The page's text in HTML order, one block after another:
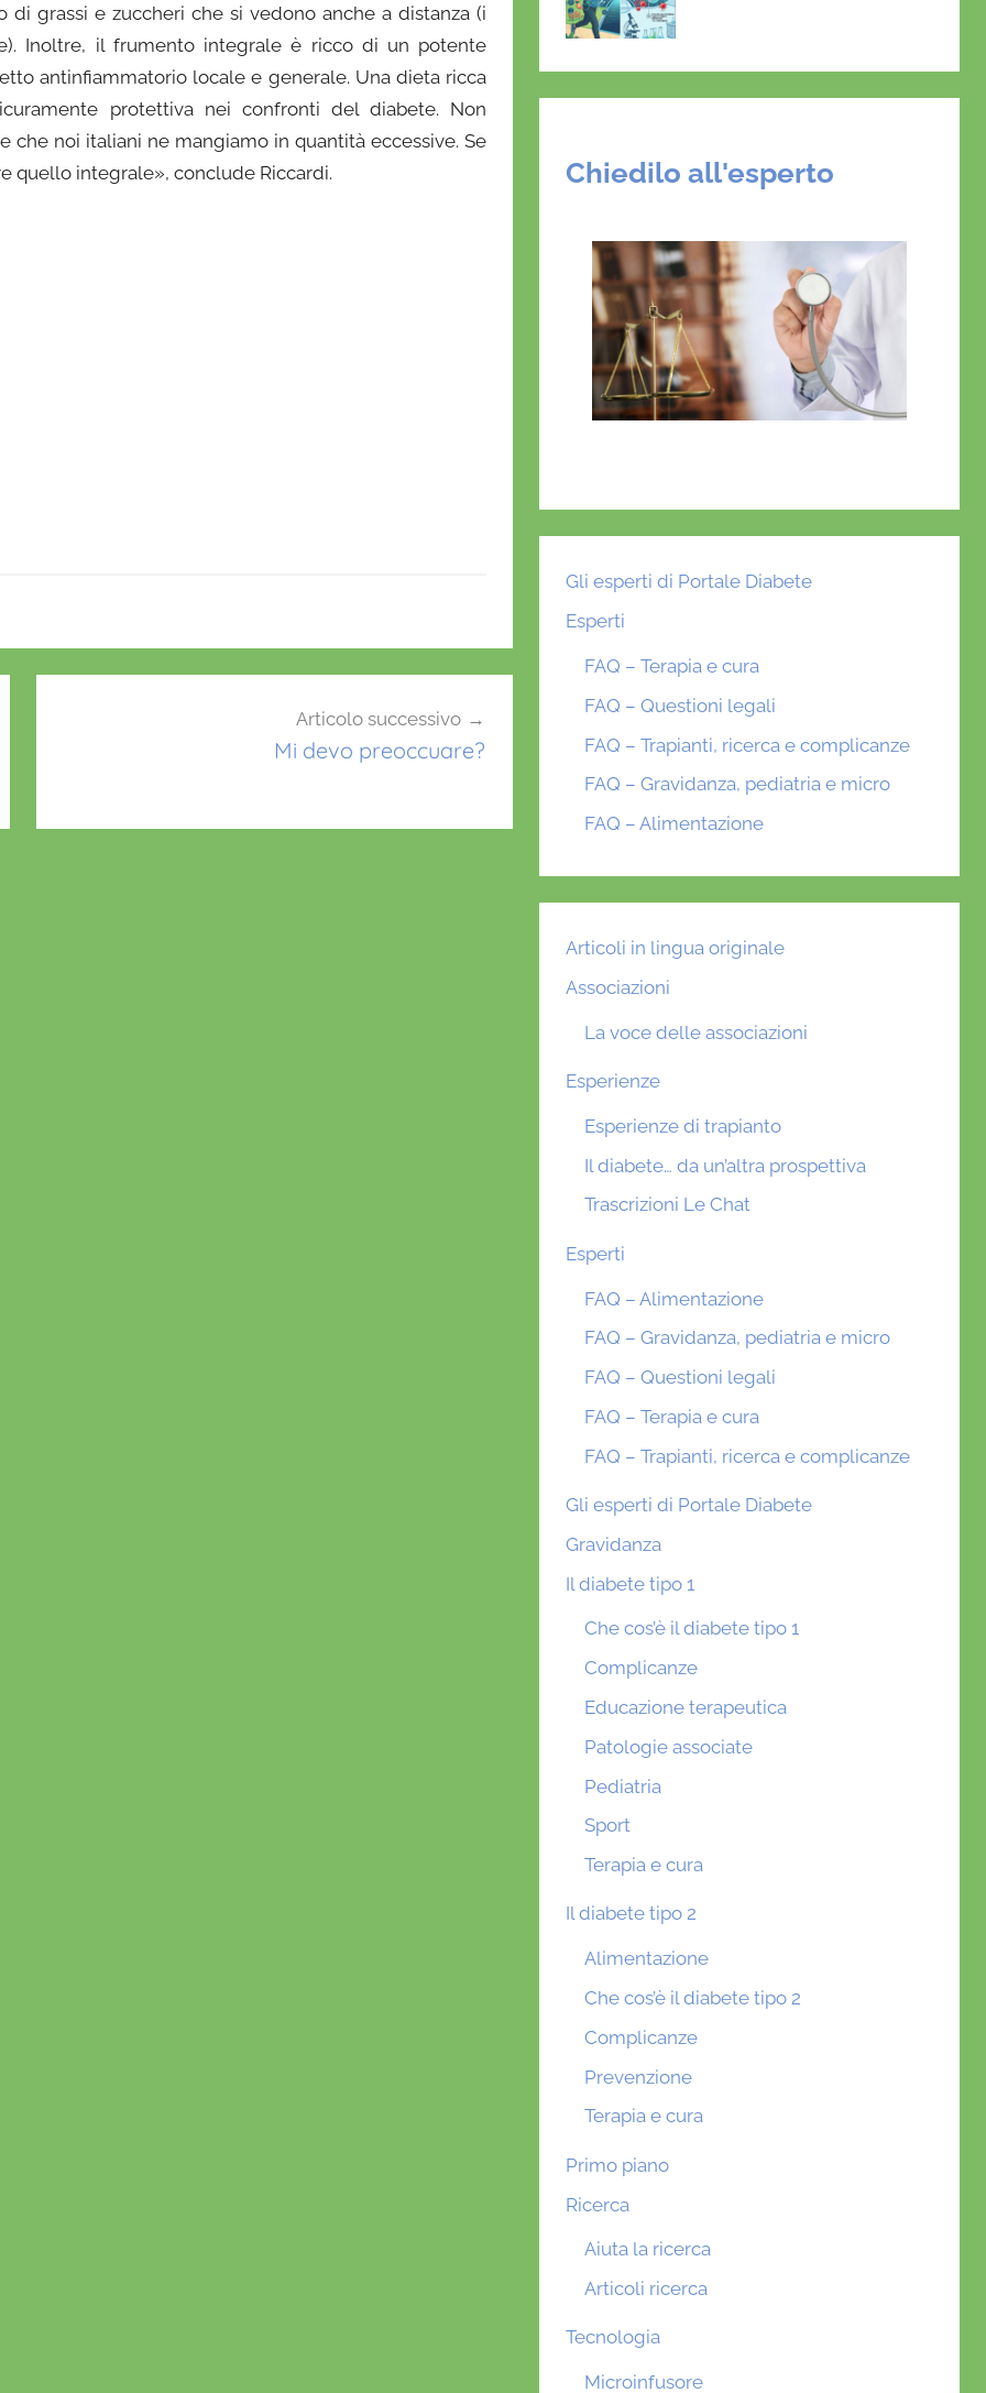
grassi e zuccheri che si vedono anche a distanza (i
Inoltre, il frumento integrale è ricco di un potente
antinfiammatorio locale e generale. Una dieta ricca
protettiva nei confronti del diabete. Non
che noi italiani ne mangiamo in quantità eccessive. Se
quello integrale», conclude Riccardi.
Articolo successivo
Mi devo preoccuare?
Chiedilo all'esperto
Gli esperti di Portale Diabete
Esperti
FAQ – Terapia e cura
FAQ – Questioni legali
FAQ – Trapianti, ricerca e complicanze
FAQ – Gravidanza, pediatria e micro
FAQ – Alimentazione
Articoli in lingua originale
Associazioni
La voce delle associazioni
Esperienze
Esperienze di trapianto
Il diabete… da un’altra prospettiva
Trascrizioni Le Chat
Esperti
FAQ – Alimentazione
FAQ – Gravidanza, pediatria e micro
FAQ – Questioni legali
FAQ – Terapia e cura
FAQ – Trapianti, ricerca e complicanze
Gli esperti di Portale Diabete
Gravidanza
Il diabete tipo 1
Che cos’è il diabete tipo 1
Complicanze
Educazione terapeutica
Patologie associate
Pediatria
Sport
Terapia e cura
Il diabete tipo 2
Alimentazione
Che cos’è il diabete tipo 2
Complicanze
Prevenzione
Terapia e cura
Primo piano
Ricerca
Aiuta la ricerca
Articoli ricerca
Tecnologia
Microinfusore